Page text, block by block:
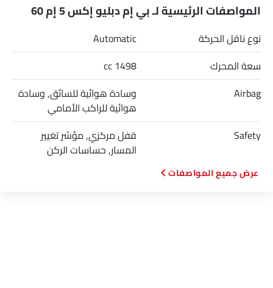
المواصفات الرئيسية لـ بي إم دبليو إكس 5 إم 60
نوع ناقل الحركة
Automatic
سعة المحرك
1498 cc
Airbag
وسادة هوائية للسائق, وسادة
هوائية للراكب الأمامي
Safety
قفل مركزي, مؤشر تغيير
المسار, حساسات الركن
المواصفات